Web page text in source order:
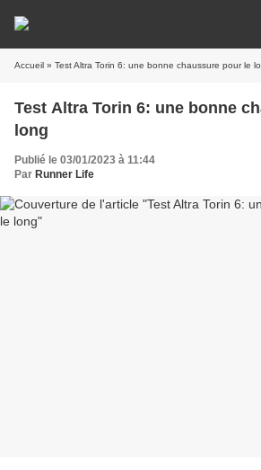
Accueil » Test Altra Torin 6: une bonne chaussure pour le
Test Altra Torin 6: une bonne
long
Publié le 03/01/2023 à 11:44
Par Runner Life